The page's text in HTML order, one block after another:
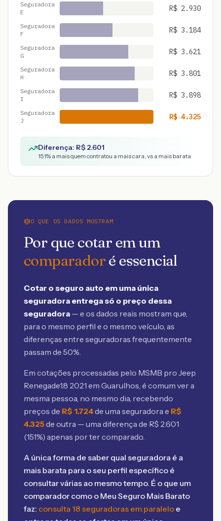
Seguradora
E
R$ 2.930
Seguradora
F
R$ 3.184
Seguradora
G
R$ 3.621
Seguradora
H
R$ 3.801
Seguradora
I
R$ 3.898
Seguradora
J
R$4.325
Diferença: R$ 2.601
151% a mais quem contratou a mais cara, vs a mais barata
O QUE OS DADOS MOSTRAM
Por que cotar em um
comparadoré essencial
Cotar o seguro auto em uma única
seguradora entrega só o preço dessa
seguradora — e os dados reais mostram que,
para o mesmo perfil e o mesmo veículo, as
diferenças entre seguradoras frequentemente
passam de 50%.
Em cotações processadas pelo MSMB pro Jeep
Renegade1.8 2021 em Guarulhos, é comum ver a
mesma pessoa, no mesmo dia, recebendo
preços de R$ 1.724de uma seguradora e R$
4.325de outra — uma diferença de R$ 2.601
(151%) apenas por ter comparado.
A única forma de saber qual seguradora é a
mais barata para o seu perfil específico é
consultar várias ao mesmo tempo. É o que um
comparador como o Meu Seguro Mais Barato
faz: consulta 18 seguradoras em paralelo e